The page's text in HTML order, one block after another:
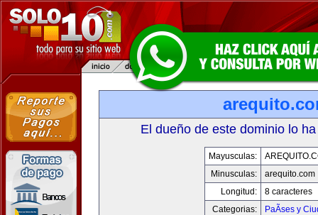
El dueño de este dominio lo
Mayusculas:
Minusculas:
arequito.com
Longitud:
8 caracteres
Categorias:
PaÃ­ses y